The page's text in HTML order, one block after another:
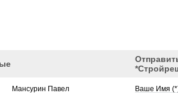
Мансурин Павел
Ваше Имя